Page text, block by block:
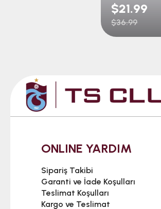
$21.99
$36.99
ONLINE YARDIM
Sipariş Takibi
Garanti ve İade Koşulları
Teslimat Koşulları
Kargo ve Teslimat